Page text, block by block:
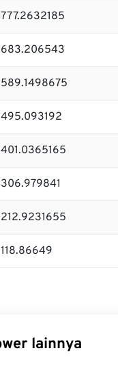
lainnya